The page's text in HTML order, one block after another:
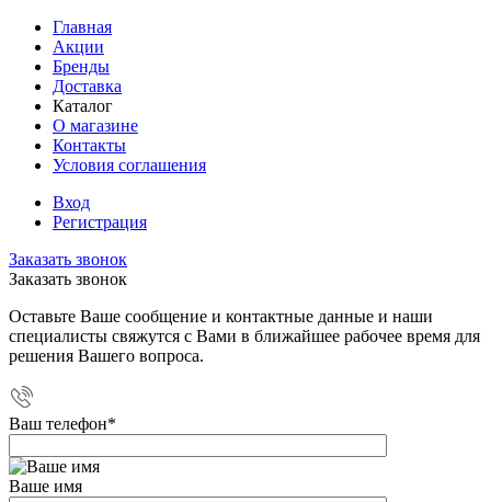
Главная
Акции
Бренды
Доставка
Каталог
О магазине
Контакты
Условия соглашения
Вход
Регистрация
Заказать звонок
Заказать звонок
Оставьте Ваше сообщение и контактные данные и наши
специалисты свяжутся с Вами в ближайшее рабочее время для
решения Вашего вопроса.
Ваш телефон*
Ваше имя